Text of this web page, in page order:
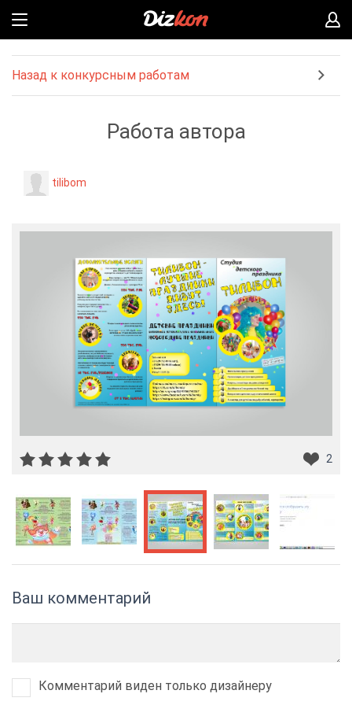
Назад к конкурсным работам
Работа автора
tilibom
2
Ваш комментарий
Комментарий виден только дизайнеру